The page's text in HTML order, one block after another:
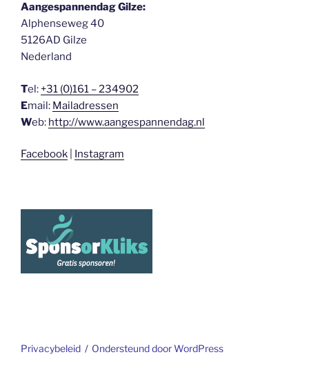
Aangespannendag Gilze:
Alphenseweg 40
5126AD Gilze
Nederland
Tel: +31 (0)161 – 234902
Email: Mailadressen
Web: http://www.aangespannendag.nl
Facebook Instagram
Privacybeleid Ondersteund door WordPress